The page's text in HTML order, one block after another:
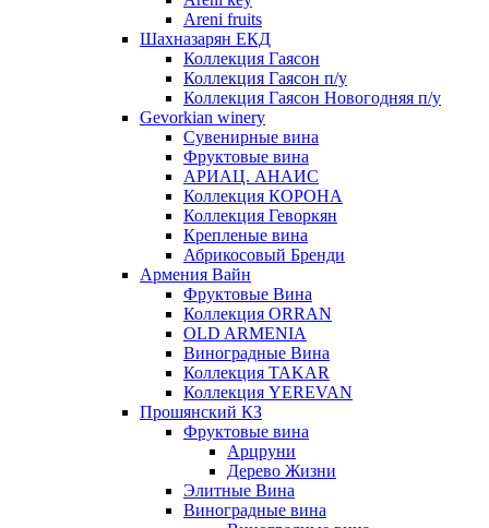
Areni fruits
Шахназарян ЕКД
Коллекция Гаясон
Коллекция Гаясон п/у
Коллекция Гаясон Новогодняя п/у
Gevorkian winery
Сувенирные вина
Фруктовые вина
АРИАЦ. АНАИС
Коллекция КОРОНА
Коллекция Геворкян
Крепленые вина
Абрикосовый Бренди
Армения Вайн
Фруктовые Вина
Коллекция ORRAN
OLD ARMENIA
Виноградные Вина
Коллекция TAKAR
Коллекция YEREVAN
Прошянский КЗ
Фруктовые вина
Арцруни
Дерево Жизни
Элитные Вина
Виноградные вина